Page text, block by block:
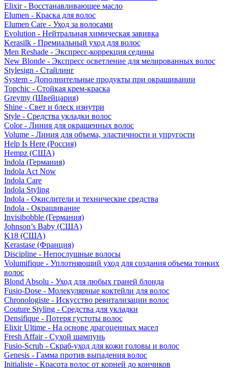
Elixir - Восстанавливающее масло
Elumen - Краска для волос
Elumen Care - Уход за волосами
Evolution - Нейтральная химическая завивка
Kerasilk - Премиальный уход для волос
Men Reshade - Экспресс-коррекция седины
New Blonde - Экспресс осветление для мелированных волос
Stylesign - Стайлинг
System - Дополнительные продукты при окрашивании
Topchic - Стойкая крем-краска
Greymy (Швейцария)
Shine - Свет и блеск изнутри
Style - Средства укладки волос
Color - Линия для окрашенных волос
Volume - Линия для объема, эластичности и упругости
Help Is Here (Россия)
Hempz (США)
Indola (Германия)
Indola Act Now
Indola Care
Indola Styling
Indola - Окислители и технические средства
Indola - Окрашивание
Invisibobble (Германия)
Johnson’s Baby (США)
K18 (США)
Kerastase (Франция)
Discipline - Непослушные волосы
Volumifique - Уплотняющий уход для создания объема тонких
волос
Blond Absolu - Уход для любых граней блонда
Fusio-Dose - Молекулярные коктейли для волос
Chronologiste - Искусство ревитализации волос
Couture Styling - Средства для укладки
Densifique - Потеря густоты волос
Elixir Ultime - На основе драгоценных масел
Fresh Affair - Сухой шампунь
Fusio-Scrub - Скраб-уход для кожи головы и волос
Genesis - Гамма против выпадения волос
Initialiste - Красота волос от корней до кончиков